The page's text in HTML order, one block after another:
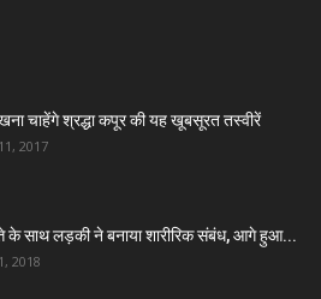
चाहेंगे श्रद्धा कपूर की यह खूबसूरत तस्वीरें
2017
के साथ लड़की ने बनाया शारीरिक संबंध, आगे हुआ...
2018